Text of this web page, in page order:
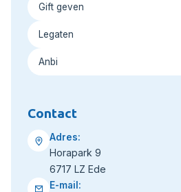
Gift geven
Legaten
Anbi
Contact
Adres:
Horapark 9
6717 LZ Ede
E-mail: